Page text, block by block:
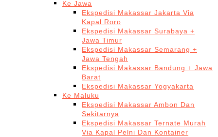
Ke Jawa
Ekspedisi Makassar Jakarta Via
Kapal Roro
Ekspedisi Makassar Surabaya +
Jawa Timur
Ekspedisi Makassar Semarang +
Jawa Tengah
Ekspedisi Makassar Bandung + Jawa
Barat
Ekspedisi Makassar Yogyakarta
Ke Maluku
Ekspedisi Makassar Ambon Dan
Sekitarnya
Ekspedisi Makassar Ternate Murah
Via Kapal Pelni Dan Kontainer